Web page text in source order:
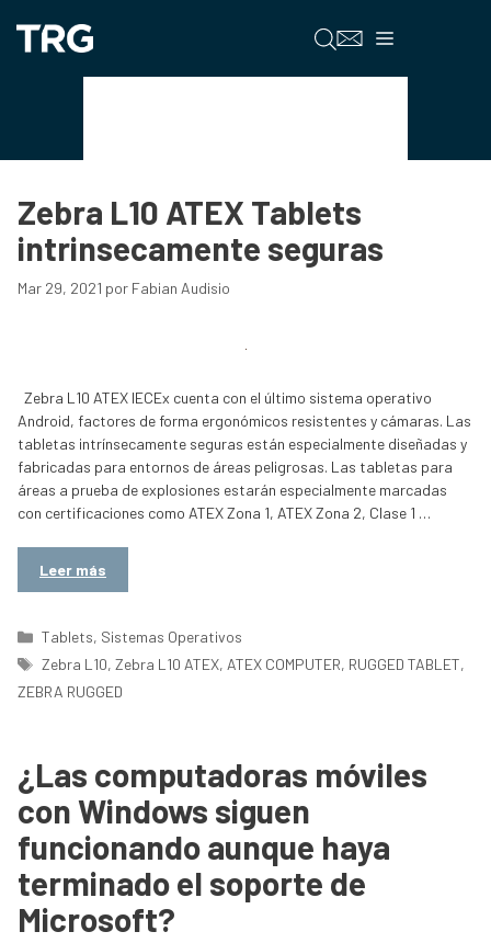
contenido
Menú
Zebra L10 ATEX Tablets
intrinsecamente seguras
Mar 29, 2021 por Fabian Audisio
Zebra L10 ATEX IECEx cuenta con el último sistema operativo
Android, factores de forma ergonómicos resistentes y cámaras. Las
tabletas intrínsecamente seguras están especialmente diseñadas y
fabricadas para entornos de áreas peligrosas. Las tabletas para
áreas a prueba de explosiones estarán especialmente marcadas
con certificaciones como ATEX Zona 1, ATEX Zona 2, Clase 1 …
Leer más
Categorías
Tablets, Sistemas Operativos
Etiquetas
Zebra L10,Zebra L10 ATEX, ATEX COMPUTER, RUGGED TABLET,
ZEBRA RUGGED
¿Las computadoras móviles
con Windows siguen
funcionando aunque haya
terminado el soporte de
Microsoft?